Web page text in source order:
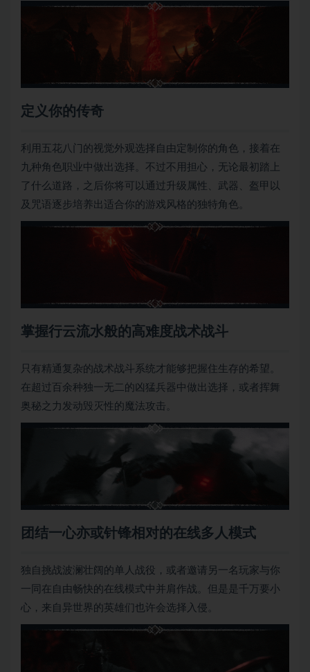
定义你的传奇
利用五花八门的视觉外观选择自由定制你的角色，接着在
九种角色职业中做出选择。不过不用担心，无论最初踏上
了什么道路，之后你将可以通过升级属性、武器、盔甲以
及咒语逐步培养出适合你的游戏风格的独特角色。
掌握行云流水般的高难度战术战斗
只有精通复杂的战术战斗系统才能够把握住生存的希望。
在超过百余种独一无二的凶猛兵器中做出选择，或者挥舞
奥秘之力发动毁灭性的魔法攻击。
团结一心亦或针锋相对的在线多人模式
独自挑战波澜壮阔的单人战役，或者邀请另一名玩家与你
一同在自由畅快的在线模式中并肩作战。但是是千万要小
心，来自异世界的英雄们也许会选择入侵。